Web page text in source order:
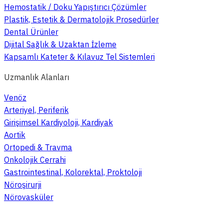
Hemostatik / Doku Yapıştırıcı Çözümler
Plastik, Estetik & Dermatolojik Prosedürler
Dental Ürünler
Dijital Sağlık & Uzaktan İzleme
Kapsamlı Kateter & Kılavuz Tel Sistemleri
Uzmanlık Alanları
Venöz
Arteriyel, Periferik
Girişimsel Kardiyoloji, Kardiyak
Aortik
Ortopedi & Travma
Onkolojik Cerrahi
Gastrointestinal, Kolorektal, Proktoloji
Nöroşirurji
Nörovasküler